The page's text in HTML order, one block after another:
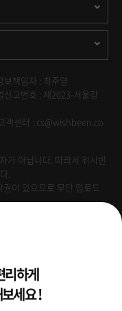
보책임자 : 최주영
신고번호 : 제2023-서울강
객센터 : cs@wishbeen.co
가 아닙니다. 따라서 위시빈
.
이 있으므로 무단 업로드
리하게
세요 !